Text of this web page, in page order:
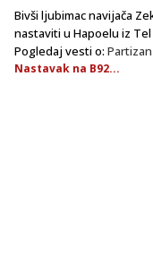
Bivši ljubimac navijača
nastaviti u Hapoelu iz Tel
Pogledaj vesti o: Partizan
Nastavak na B92...